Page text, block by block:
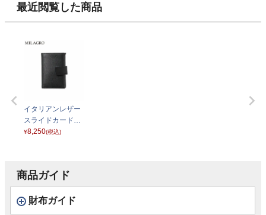
最近閲覧した商品
イタリアンレザー
スライドカードウ
ォレット CA-MB-6
¥8,250(税込)
商品ガイド
財布ガイド